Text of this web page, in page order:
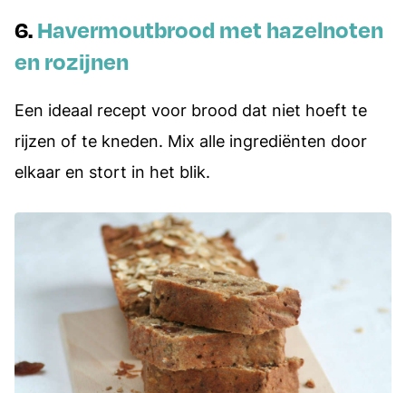
6.Havermoutbrood met hazelnoten
en rozijnen
Een ideaal recept voor brood dat niet hoeft te
rijzen of te kneden. Mix alle ingrediënten door
elkaar en stort in het blik.